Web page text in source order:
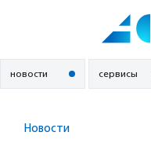
новости сервисы
Новости